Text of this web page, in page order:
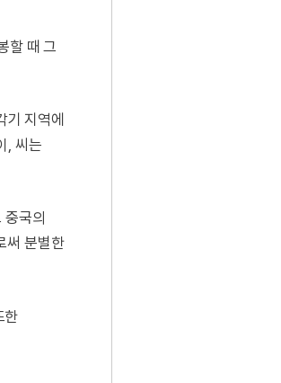
할 때 그
기 지역에
, 씨는
국의
써 분별한
한